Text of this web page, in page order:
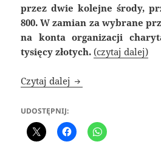
przez dwie kolejne środy,
800. W zamian za wybrane
na konta organizacji
tysięcy złotych.(czytaj dalej)
Czytaj dalej Na kolejną środę w
UDOSTĘPNIJ: